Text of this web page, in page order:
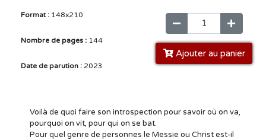
Format : 148x210
Nombre de pages : 144
Date de parution : 2023
Ajouter au panier
Voilà de quoi faire son introspection pour savoir où on va,
pourquoi on vit, pour qui on se bat.
Pour quel genre de personnes le Messie ou Christ est-il